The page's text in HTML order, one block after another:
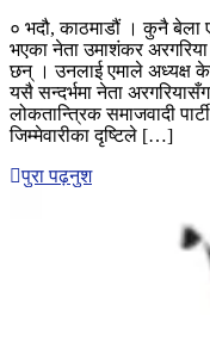
० भदौ, काठमाडौं । कुनै बेला
भएका नेता उमाशंकर
छन् । उनलाई एमाले अध्यक्ष
यसै सन्दर्भमा नेता
लोकतान्त्रिक समाजवादी
जिम्मेवारीका दृष्टिले […]
पुरा पढ़नुश